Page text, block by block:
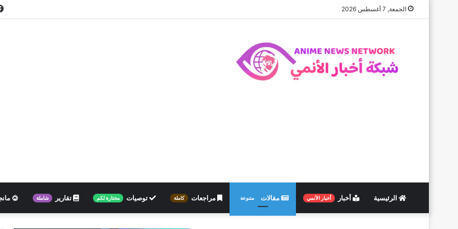
الجمعة, 7 أغسطس 2026
الرئيسية أخبار أخبار الأنمي مقالات متنوعة مراجعات كاملة توصيات مختارة لكم تقارير شاملة